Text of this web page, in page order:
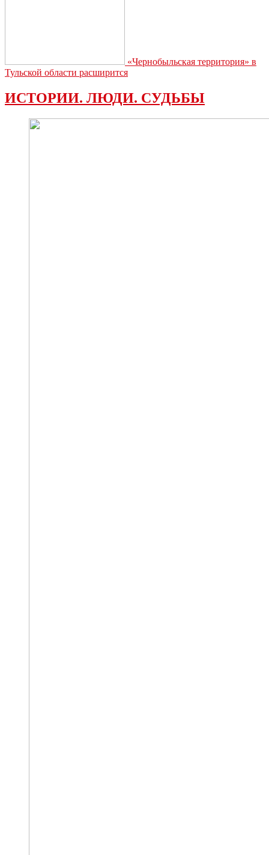
«Чернобыльская территория» в
Тульской области расширится
ИСТОРИИ. ЛЮДИ. СУДЬБЫ